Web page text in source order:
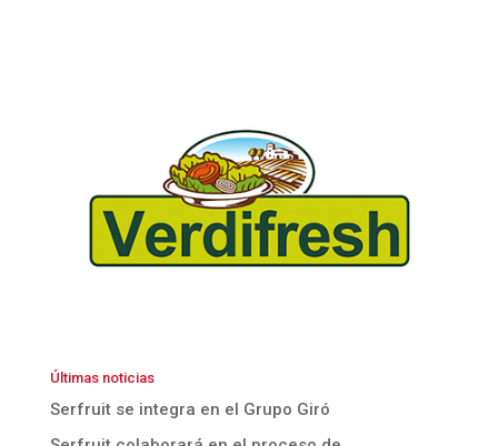
Últimas noticias
Serfruit se integra en el Grupo Giró